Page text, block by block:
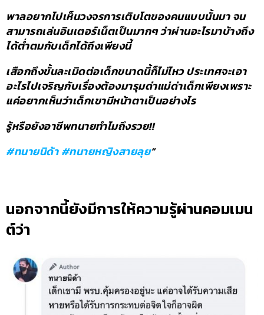
พาลอยากไปเห็นวงจรการเติบโตของคนแบบนั้นมา จน
สามารถเล่นอินเตอร์เน็ตเป็นมากๆ ว่าผ่านอะไรมาบ้างถึง
ได้ต่ำตมกับเด็กได้ถึงเพียงนี้
เสือกถึงขั้นละเมิดต่อเด็กขนาดนี้ก็ไม่ไหว ประเทศจะเอา
อะไรไปเจริญกับเรื่องต้องมารุมด่าแม่ด่าเด็กเพียงเพราะ
แค่อยากเห็นว่าเด็กเขามีหน้าตาเป็นอย่างไร
รู้หรือยังอาชีพทนายทำไมถึงรวย!!
#ทนายนิด้า #ทนายหญิงสายลุย“
นอกจากนี้ยังมีการให้ความรู้ผ่านคอมเมน
ต์ว่า